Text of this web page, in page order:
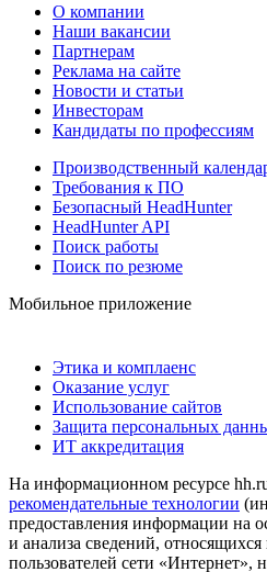
О компании
Наши вакансии
Партнерам
Реклама на сайте
Новости и статьи
Инвесторам
Кандидаты по профессиям
Производственный
Требования к ПО
Безопасный HeadHunter
HeadHunter API
Поиск работы
Поиск по резюме
Мобильное приложение
Этика и комплаенс
Оказание услуг
Использование сайтов
Защита персональных
ИТ аккредитация
На информационном ресурсе
рекомендательные технологии
предоставления информации на
и анализа сведений,
пользователей сети «Интернет»,